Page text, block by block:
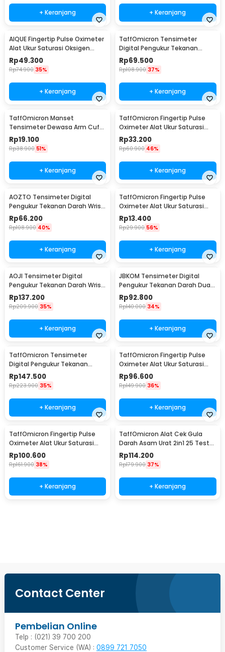
+ Keranjang + Keranjang
AIQUE Fingertip Pulse Oximeter
Alat Ukur Saturasi Oksigen
Darah - TY-05
Rp49.300
Rp74.900 35%
+ Keranjang
TaffOmicron Tensimeter
Digital Pengukur Tekanan
Darah Indonesia Voice - A01
Rp69.500
Rp108.900 37%
+ Keranjang
TaffOmicron Manset
Tensimeter Dewasa Arm Cuff
Replacement 17-22cm - BX17
Rp19.100
Rp38.900 51%
+ Keranjang
TaffOmicron Fingertip Pulse
Oximeter Alat Ukur Saturasi
Oksigen Darah - A6
Rp33.200
Rp60.900 46%
+ Keranjang
AOZTO Tensimeter Digital
Pengukur Tekanan Darah Wrist
Monitor with Voice - BP-502
Rp66.200
Rp108.900 40%
+ Keranjang
TaffOmicron Fingertip Pulse
Oximeter Alat Ukur Saturasi
Oksigen Darah - SMH-01
Rp13.400
Rp29.900 56%
+ Keranjang
AOJI Tensimeter Digital
Pengukur Tekanan Darah Wrist
English Voice - WRS-35E
Rp137.200
Rp209.900 35%
+ Keranjang
JBKOM Tensimeter Digital
Pengukur Tekanan Darah Dual
Power Bahasa Indonesia - BK-
803
Rp92.800
Rp140.000 34%
+ Keranjang
TaffOmicron Tensimeter
Digital Pengukur Tekanan
Darah English Voice - YM-5L8
Rp147.500
Rp223.900 35%
+ Keranjang
TaffOmicron Fingertip Pulse
Oximeter Alat Ukur Saturasi
Oksigen Darah - PO-A2AO
Rp96.600
Rp149.900 36%
+ Keranjang
TaffOmicron Fingertip Pulse
Oximeter Alat Ukur Saturasi
Oksigen Darah - PO-C6AO
Rp100.600
Rp161.900 38%
+ Keranjang
TaffOmicron Alat Cek Gula
Darah Asam Urat 2in1 25 Test
Strips - T3
Rp114.200
Rp179.900 37%
+ Keranjang
Contact Center
Pembelian Online
Telp : (021) 39 700 200
Customer Service (WA) : 0899 721 7050